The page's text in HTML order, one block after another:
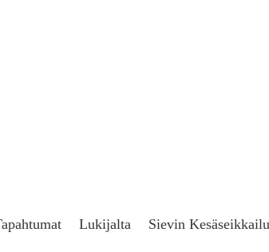
Lukijalta Sievin Kesäseikkailu